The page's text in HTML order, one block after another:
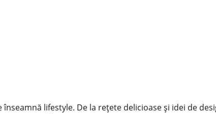
lifestyle. De la rețete delicioase și idei de